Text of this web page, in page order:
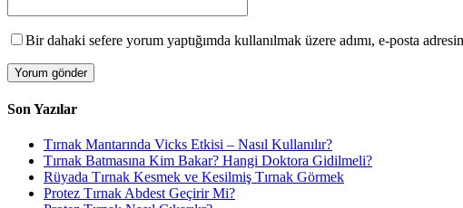
Bir dahaki sefere yorum yaptığımda kullanılmak üzere adımı, e-posta
Son Yazılar
Tırnak Mantarında Vicks Etkisi – Nasıl Kullanılır?
Tırnak Batmasına Kim Bakar? Hangi Doktora Gidilmeli?
Rüyada Tırnak Kesmek ve Kesilmiş Tırnak Görmek
Protez Tırnak Abdest Geçirir Mi?